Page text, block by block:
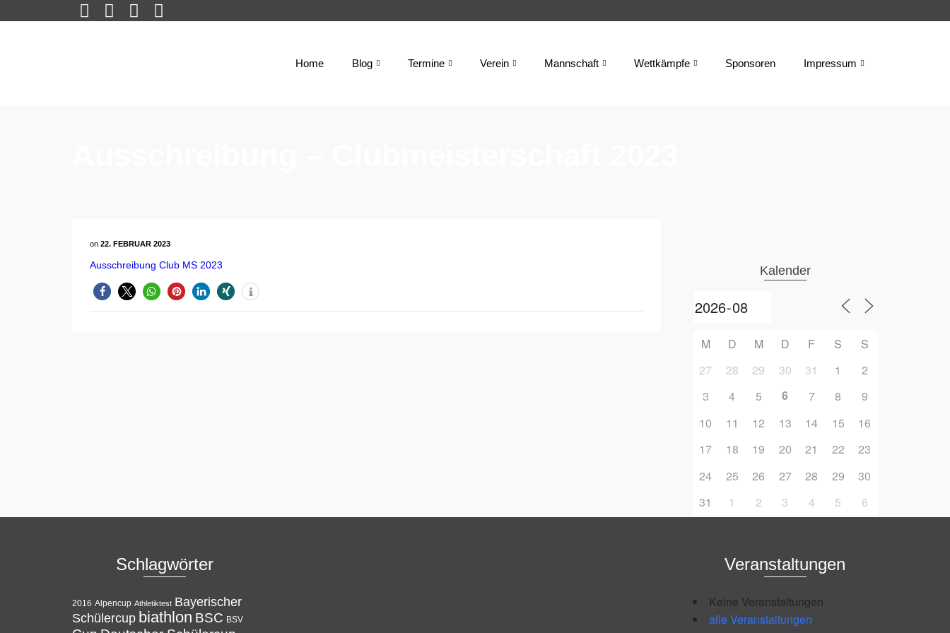
Home Blog Termine Verein Mannschaft Wettkämpfe Sponsoren Impressum
on 22. FEBRUAR 2023
Ausschreibung Club MS 2023 Kalender
M D M D F S
S
27
28 29 30 31 1
2
3
4 5 6 7 8
9
10
11 12 13 14 15
16
17
18 19 20 21 22
23
24
25 26 27 28 29
30
31
1 2 3 4 5 6
Schlagwörter
2016 Alpencup Athletiktest Bayerischer
Schülercup biathlon BSC BSV
Veranstaltungen
Keine Veranstaltungen
alle Veranstaltungen